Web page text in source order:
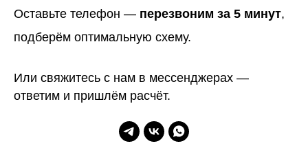
Оставьте телефон — перезвоним за 5 минут,
подберём оптимальную схему.
Или свяжитесь с нам в мессенджерах —
ответим и пришлём расчёт.